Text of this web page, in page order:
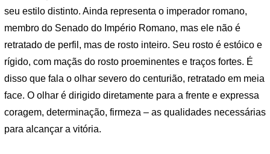
seu estilo distinto. Ainda representa o imperador romano,
membro do Senado do Império Romano, mas ele não é
retratado de perfil, mas de rosto inteiro. Seu rosto é estóico e
rígido, com maçãs do rosto proeminentes e traços fortes. É
disso que fala o olhar severo do centurião, retratado em meia
face. O olhar é dirigido diretamente para a frente e expressa
coragem, determinação, firmeza – as qualidades necessárias
para alcançar a vitória.